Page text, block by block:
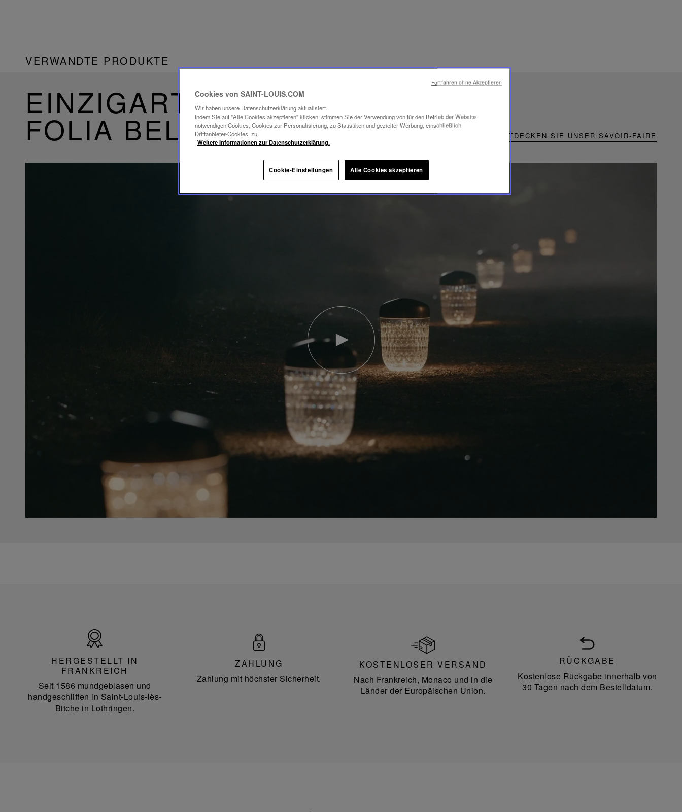
VERWANDTE PRODUKTE
EINZIGARTIGES SAVOIR-FAIRE
FOLIA BELEUCHTUNG ENTDECKEN SIE UNSER SAVOIR-FAIRE
abspielen
YouTube-
Video,
Folia
Mini-
Portable-
Lampe
Frankreich
HERGESTELLT IN
FRANKREICH
Seit 1586 mundgeblasen und
handgeschliffen in Saint-Louis-lès-
Bitche in Lothringen.
ZAHLUNG
Zahlung mit höchster Sicherheit.
KOSTENLOSER VERSAND
Nach Frankreich, Monaco und in die
Länder der Europäischen Union.
RÜCKGABE
Kostenlose Rückgabe innerhalb von
30 Tagen nach dem Bestelldatum.
Cookies von SAINT-LOUIS.COM
Wir haben unsere Datenschutzerklärung aktualisiert.
Indem Sie auf "Alle Cookies akzeptieren" klicken, stimmen Sie der Verwendung von für den Betrieb der Website
notwendigen Cookies, Cookies zur Personalisierung, zu Statistiken und gezielter Werbung, einschließlich
Drittanbieter-Cookies, zu.
Weitere Informationen zur Datenschutzerklärung.
Cookie-Einstellungen Alle Cookies akzeptieren
Fortfahren ohne Akzeptieren